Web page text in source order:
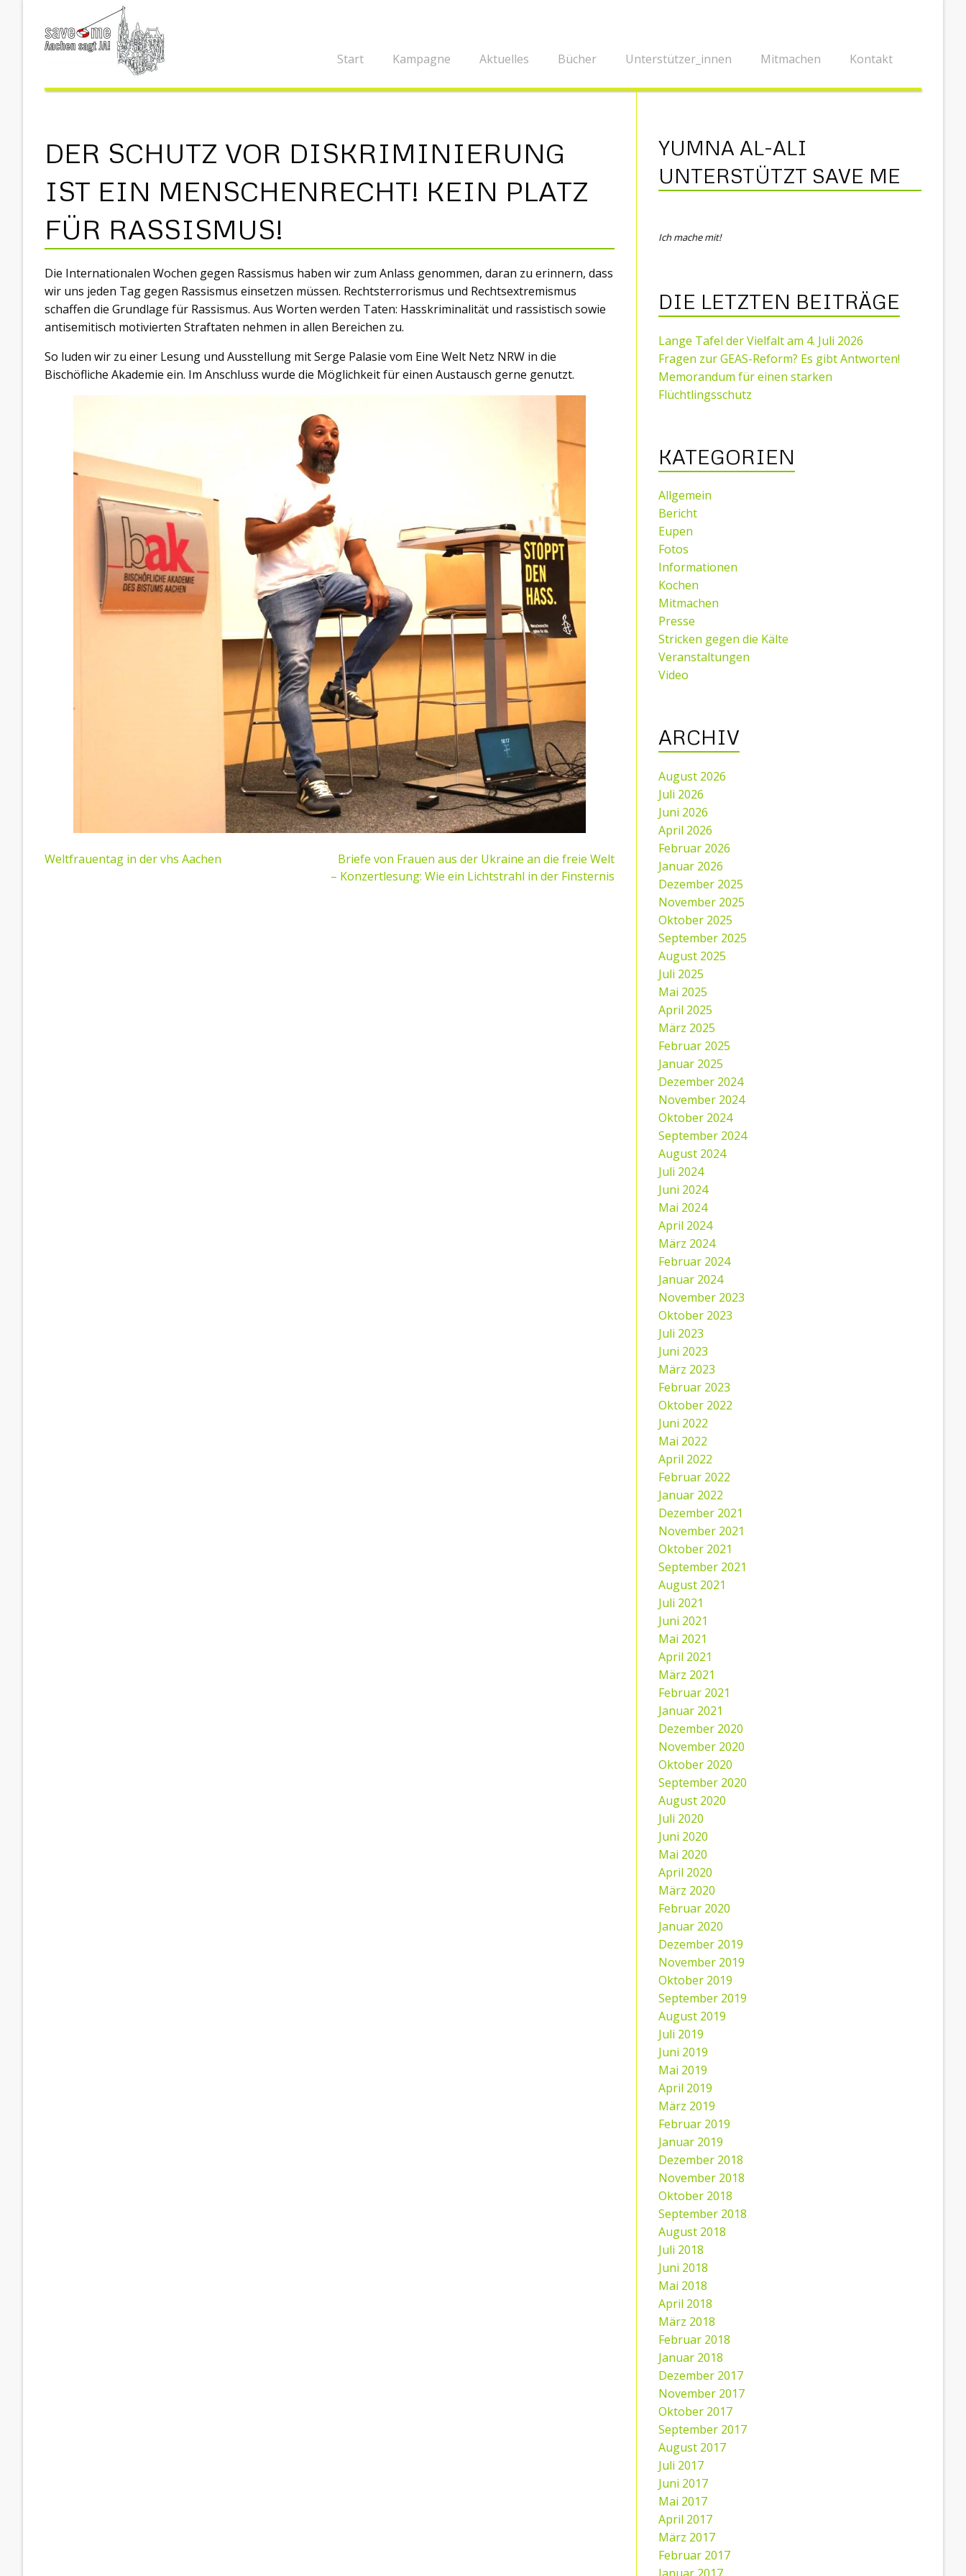
Start Kampagne Aktuelles Bücher Unterstützer_innen Mitmachen Kontakt
DER SCHUTZ VOR DISKRIMINIERUNG
IST EIN MENSCHENRECHT! KEIN PLATZ
FÜR RASSISMUS!
Die Internationalen Wochen gegen Rassismus haben wir zum Anlass genommen, daran zu erinnern, dass
wir uns jeden Tag gegen Rassismus einsetzen müssen. Rechtsterrorismus und Rechtsextremismus
schaffen die Grundlage für Rassismus. Aus Worten werden Taten: Hasskriminalität und rassistisch sowie
antisemitisch motivierten Straftaten nehmen in allen Bereichen zu.
So luden wir zu einer Lesung und Ausstellung mit Serge Palasie vom Eine Welt Netz NRW in die
Bischöfliche Akademie ein. Im Anschluss wurde die Möglichkeit für einen Austausch gerne genutzt.
BEITRAGSNAVIGATION
Weltfrauentag in der vhs Aachen
Briefe von Frauen aus der Ukraine an die freie Welt
– Konzertlesung: Wie ein Lichtstrahl in der Finsternis
YUMNA AL-ALI
UNTERSTÜTZT SAVE ME
Ich mache mit!
DIE LETZTEN BEITRÄGE
Lange Tafel der Vielfalt am 4. Juli 2026
Fragen zur GEAS-Reform? Es gibt Antworten!
Memorandum für einen starken
Flüchtlingsschutz
KATEGORIEN
Allgemein
Bericht
Eupen
Fotos
Informationen
Kochen
Mitmachen
Presse
Stricken gegen die Kälte
Veranstaltungen
Video
ARCHIV
August 2026
Juli 2026
Juni 2026
April 2026
Februar 2026
Januar 2026
Dezember 2025
November 2025
Oktober 2025
September 2025
August 2025
Juli 2025
Mai 2025
April 2025
März 2025
Februar 2025
Januar 2025
Dezember 2024
November 2024
Oktober 2024
September 2024
August 2024
Juli 2024
Juni 2024
Mai 2024
April 2024
März 2024
Februar 2024
Januar 2024
November 2023
Oktober 2023
Juli 2023
Juni 2023
März 2023
Februar 2023
Oktober 2022
Juni 2022
Mai 2022
April 2022
Februar 2022
Januar 2022
Dezember 2021
November 2021
Oktober 2021
September 2021
August 2021
Juli 2021
Juni 2021
Mai 2021
April 2021
März 2021
Februar 2021
Januar 2021
Dezember 2020
November 2020
Oktober 2020
September 2020
August 2020
Juli 2020
Juni 2020
Mai 2020
April 2020
März 2020
Februar 2020
Januar 2020
Dezember 2019
November 2019
Oktober 2019
September 2019
August 2019
Juli 2019
Juni 2019
Mai 2019
April 2019
März 2019
Februar 2019
Januar 2019
Dezember 2018
November 2018
Oktober 2018
September 2018
August 2018
Juli 2018
Juni 2018
Mai 2018
April 2018
März 2018
Februar 2018
Januar 2018
Dezember 2017
November 2017
Oktober 2017
September 2017
August 2017
Juli 2017
Juni 2017
Mai 2017
April 2017
März 2017
Februar 2017